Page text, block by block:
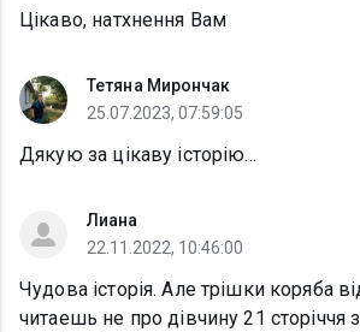
Цікаво, натхнення Вам
Тетяна Мирончак
25.07.2023, 07:59:05
Дякую за цікаву історію...
Лиана
22.11.2022, 10:46:00
Чудова iсторiя. Але трiшки коряба
читаешь не про дiвчину 21